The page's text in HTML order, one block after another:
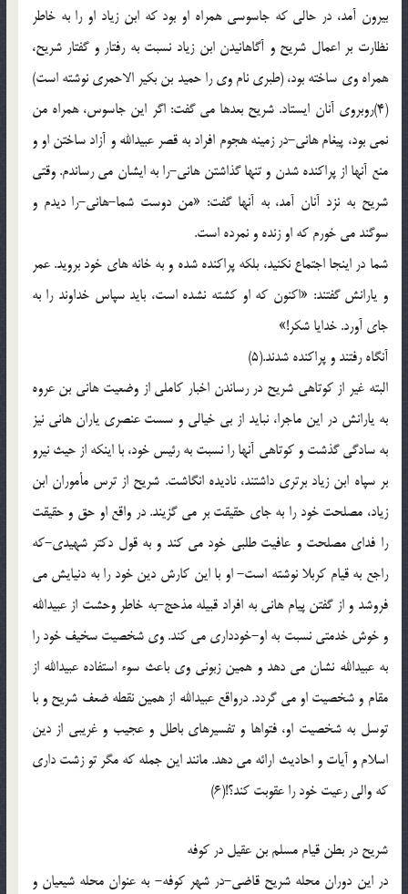
بیرون آمد، در حالی که جاسوسی همراه او بود که ابن زیاد او را به خاطر
نظارت بر اعمال شریح و آگاهانیدن ابن زیاد نسبت به رفتار و گفتار شریح،
همراه وی ساخته بود، (طبری نام وی را حمید بن بکیر الاحمری نوشته است)
(4)روبروی آنان ایستاد. شریح بعدها می گفت: اگر این جاسوس، همراه من
نمی بود، پیغام هانی-در زمینه هجوم افراد به قصر عبیدالله و آزاد ساختن او و
منع آنها از پراکنده شدن و تنها گذاشتن هانی-را به ایشان می رساندم. وقتی
شریح به نزد آنان آمد، به آنها گفت: «من دوست شما-هانی-را دیدم و
سوگند می خورم که او زنده و نمرده است.
شما در اینجا اجتماع نکنید، بلکه پراکنده شده و به خانه های خود بروید. عمر
و یارانش گفتند: «اکنون که او کشته نشده است، باید سپاس خداوند را به
جای آورد. خدایا شکر!»
آنگاه رفتند و پراکنده شدند.(5)
البته غیر از کوتاهی شریح در رساندن اخبار کاملی از وضعیت هانی بن عروه
به یارانش در این ماجرا، نباید از بی خیالی و سست عنصری یاران هانی نیز
به سادگی گذشت و کوتاهی آنها را نسبت به رئیس خود، با اینکه از حیث نیرو
بر سپاه ابن زیاد برتری داشتند، نادیده انگاشت. شریح از ترس مأموران ابن
زیاد، مصلحت خود را به جای حقیقت بر می گزیند. در واقع او حق و حقیقت
را فدای مصلحت و عافیت طلبی خود می کند و به قول دکتر شهیدی-که
راجع به قیام کربلا نوشته است- او با این کارش دین خود را به دنیایش می
فروشد و از گفتن پیام هانی به افراد قبیله مذحج-به خاطر وحشت از عبیدالله
و خوش خدمتی نسبت به او-خودداری می کند. وی شخصیت سخیف خود را
به عبیدالله نشان می دهد و همین زبونی وی باعث سوء استفاده عبیدالله از
مقام و شخصیت او می گردد. درواقع عبیدالله از همین نقطه ضعف شریح و با
توسل به شخصیت او، فتواها و تفسیرهای باطل و عجیب و غریبی از دین
اسلام و آیات و احادیث ارائه می دهد. مانند این جمله که مگر تو زشت داری
که والی رعیت خود را عقوبت کند؟!(6)
شریح در بطن قیام مسلم بن عقیل در کوفه
در این دوران محله شریح قاضی-در شهر کوفه- به عنوان محله شیعیان و